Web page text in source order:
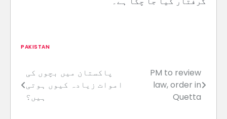
PAKISTAN
Post
navigation
پاکستان میں بچوں کی
اموات زیادہ کیوں ہوتی
ہیں؟
PM to review
law, order in
Quetta